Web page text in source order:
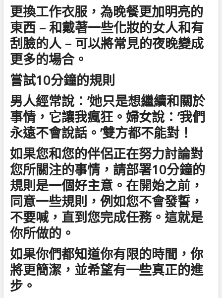
更換工作衣服，為晚餐更加明亮的
東西 – 和戴著一些化妝的女人和有
刮臉的人 – 可以將常見的夜晚變成
更多的場合。
嘗試10分鐘的規則
男人經常說：’她只是想繼續和關於
事情，它讓我瘋狂。婦女說：’我們
永遠不會說話。’雙方都不能對！
如果您和您的伴侶正在努力討論對
您所關注的事情，請部署10分鐘的
規則是一個好主意。在開始之前，
同意一些規則，例如您不會發誓，
不要喊，直到您完成任務。這就是
你所做的。
如果你們都知道你有限的時間，你
將更簡潔，並希望有一些真正的進
步。